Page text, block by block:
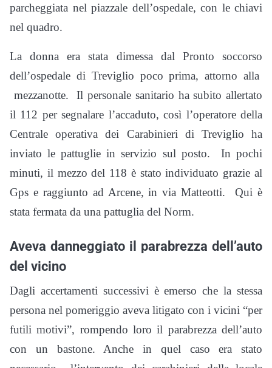
parcheggiata nel piazzale dell’ospedale, con le chiavi
nel quadro.
La donna era stata dimessa dal Pronto soccorso
dell’ospedale di Treviglio poco prima, attorno alla
mezzanotte. Il personale sanitario ha subito allertato
il 112 per segnalare l’accaduto, così l’operatore della
Centrale operativa dei Carabinieri di Treviglio ha
inviato le pattuglie in servizio sul posto. In pochi
minuti, il mezzo del 118 è stato individuato grazie al
Gps e raggiunto ad Arcene, in via Matteotti. Qui è
stata fermata da una pattuglia del Norm.
Aveva danneggiato il parabrezza dell’auto
del vicino
Dagli accertamenti successivi è emerso che la stessa
persona nel pomeriggio aveva litigato con i vicini “per
futili motivi”, rompendo loro il parabrezza dell’auto
con un bastone. Anche in quel caso era stato